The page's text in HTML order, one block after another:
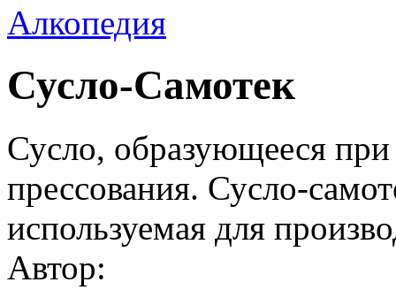
Алкопедия
Сусло-Самотек
Сусло, образующееся при
прессования. Сусло-
используемая для
Автор: